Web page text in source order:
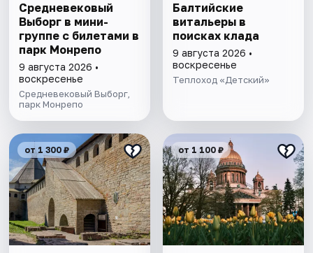
Cредневековый
Выборг в мини-
группе c билетами в
парк Монрепо
9 августа 2026 •
воскресенье
Средневековый Выборг,
парк Монрепо
Балтийские
витальеры в
поисках клада
9 августа 2026 •
воскресенье
Теплоход «Детский»
от 1 300 ₽ от 1 100 ₽